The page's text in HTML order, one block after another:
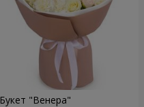
Букет "Венера"